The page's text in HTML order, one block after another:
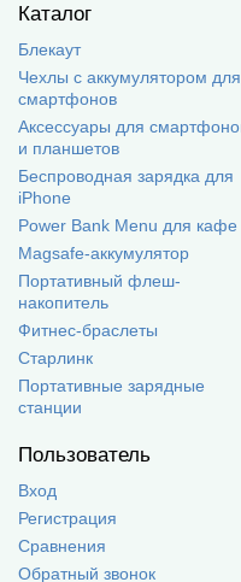
Каталог
Блекаут
Чехлы с аккумулятором для
смартфонов
Аксессуары для
и планшетов
Беспроводная зарядка для
iPhone
Power Bank Menu для кафе
Magsafe-аккумулятор
Портативный флеш-
накопитель
Фитнес-браслеты
Старлинк
Портативные зарядные
станции
Пользователь
Вход
Регистрация
Сравнения
Обратный звонок